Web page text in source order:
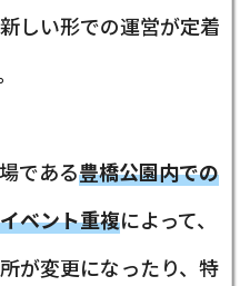
しい形での運営が定着
である豊橋公園内での
ベント重複によって、
が変更になったり、特